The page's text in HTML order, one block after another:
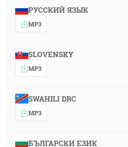
РУССКИЙ ЯЗЫК
MP3
SLOVENSKY
MP3
SWAHILI DRC
MP3
БЪЛГАРСКИ ЕЗИК